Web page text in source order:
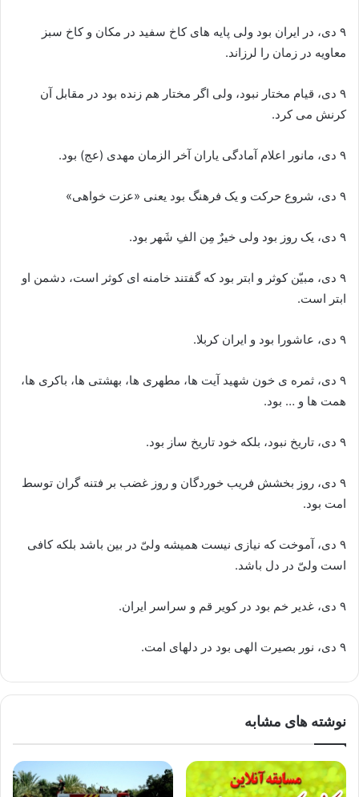
۹ دی، در ایران بود ولی پایه های کاخ سفید در مکان و کاخ سبز
معاویه در زمان را لرزاند.
۹ دی، قیام مختار نبود، ولی اگر مختار هم زنده بود در مقابل آن
کرنش می کرد.
۹ دی، مانور اعلام آمادگی یاران آخر الزمان مهدی (عج) بود.
۹ دی، شروع حرکت و یک فرهنگ بود یعنی «عزت خواهی»
۹ دی، یک روز بود ولی خیرٌ مِن الفِ شَهر بود.
۹ دی، مبیّن کوثر و ابتر بود که گفتند خامنه ای کوثر است، دشمن او
ابتر است.
۹ دی، عاشورا بود و ایران کربلا.
۹ دی، ثمره ی خون شهید آیت ها، مطهری ها، بهشتی ها، باکری ها،
همت ها و … بود.
۹ دی، تاریخ نبود، بلکه خود تاریخ ساز بود.
۹ دی، روز بخشش فریب خوردگان و روز غضب بر فتنه گران توسط
امت بود.
۹ دی، آموخت که نیازی نیست همیشه ولیّ در بین باشد بلکه کافی
است ولیّ در دل باشد.
۹ دی، غدیر خم بود در کویر قم و سراسر ایران.
۹ دی، نور بصیرت الهی بود در دلهای امت.
نوشته های مشابه